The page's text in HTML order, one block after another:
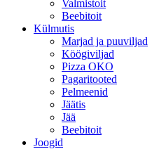
Valmistoit
Beebitoit
Külmutis
Marjad ja puuviljad
Köögiviljad
Pizza OKO
Pagaritooted
Pelmeenid
Jäätis
Jää
Beebitoit
Joogid